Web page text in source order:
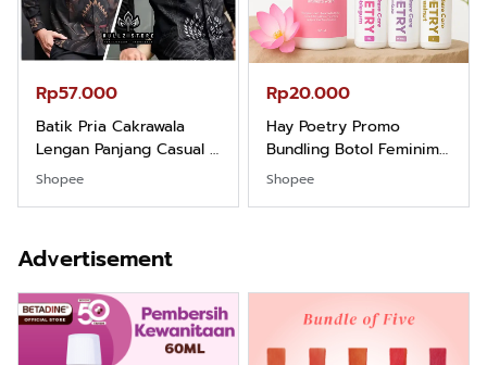
Rp57.000
Batik Pria Cakrawala
Lengan Panjang Casual -
Kemeja Batik Pria
Dewasa Lengan Panjang
Santai Slimfit Formal
Shopee
Rp20.000
Hay Poetry Promo
Bundling Botol Feminim
Care Perawatan
Keputihan Kewanitaan
Shopee
Advertisement